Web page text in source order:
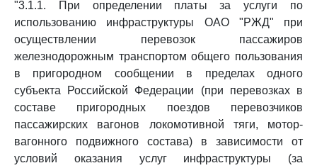
"3.1.1. При определении платы за услуги по
использованию инфраструктуры ОАО "РЖД" при
осуществлении перевозок пассажиров
железнодорожным транспортом общего пользования
в пригородном сообщении в пределах одного
субъекта Российской Федерации (при перевозках в
составе пригородных поездов перевозчиков
пассажирских вагонов локомотивной тяги, мотор-
вагонного подвижного состава) в зависимости от
условий оказания услуг инфраструктуры (за